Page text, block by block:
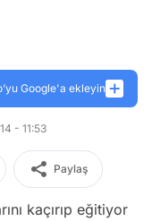
Google'a ekleyin
- 11:53
Paylaş
kaçırıp eğitiyor